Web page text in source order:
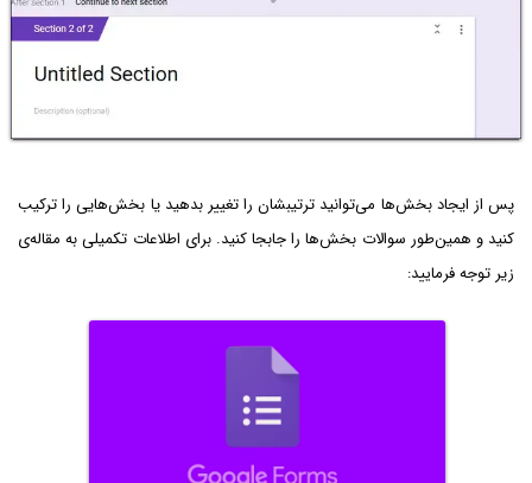
پس از ایجاد بخش‌ها می‌توانید ترتیبشان را تغییر بدهید یا بخش‌هایی را ترکیب
کنید و همین‌طور سوالات بخش‌ها را جابجا کنید. برای اطلاعات تکمیلی به مقاله‌ی
زیر توجه فرمایید: